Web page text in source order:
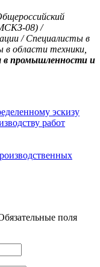
08) /
/ Специалисты в
в области техники,
промышленности и
эскизу
работ
поля